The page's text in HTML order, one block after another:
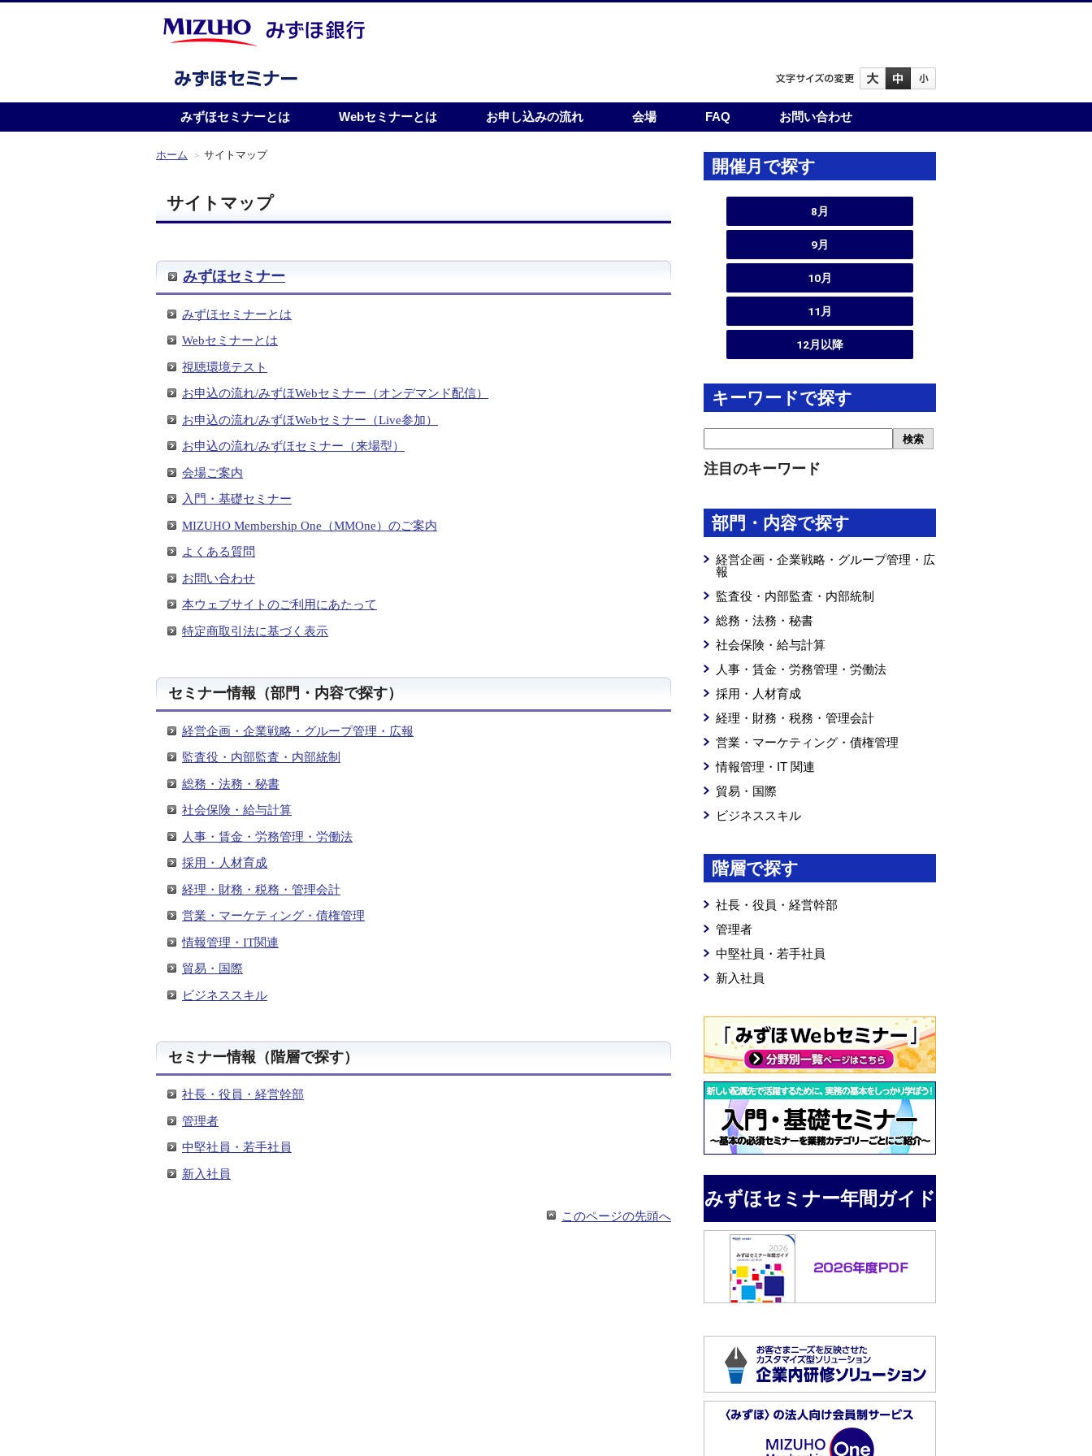
みずほセミナーとは Webセミナーとは お申し込みの流れ 会場 FAQ お問い合わせ
ホーム > サイトマップ
サイトマップ
みずほセミナー
みずほセミナーとは
Webセミナーとは
視聴環境テスト
お申込の流れ/みずほWebセミナー（オンデマンド配信）
お申込の流れ/みずほWebセミナー（Live参加）
お申込の流れ/みずほセミナー（来場型）
会場ご案内
入門・基礎セミナー
MIZUHO Membership One（MMOne）のご案内
よくある質問
お問い合わせ
本ウェブサイトのご利用にあたって
特定商取引法に基づく表示
セミナー情報（部門・内容で探す）
経営企画・企業戦略・グループ管理・広報
監査役・内部監査・内部統制
総務・法務・秘書
社会保険・給与計算
人事・賃金・労務管理・労働法
採用・人材育成
経理・財務・税務・管理会計
営業・マーケティング・債権管理
情報管理・IT関連
貿易・国際
ビジネススキル
セミナー情報（階層で探す）
社長・役員・経営幹部
管理者
中堅社員・若手社員
新入社員
このページの先頭へ
開催月で探す
8月
9月
10月
11月
12月以降
キーワードで探す
注目のキーワード
部門・内容で探す
経営企画・企業戦略・グループ管理・広
報
監査役・内部監査・内部統制
総務・法務・秘書
社会保険・給与計算
人事・賃金・労務管理・労働法
採用・人材育成
経理・財務・税務・管理会計
営業・マーケティング・債権管理
情報管理・IT 関連
貿易・国際
ビジネススキル
階層で探す
社長・役員・経営幹部
管理者
中堅社員・若手社員
新入社員
みずほセミナー年間ガイド